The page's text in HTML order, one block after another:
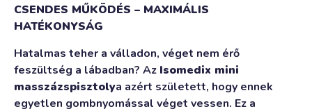
CSENDES MŰKÖDÉS – MAXIMÁLIS
HATÉKONYSÁG
Hatalmas teher a válladon, véget nem érő
feszültség a lábadban? Az Isomedix mini
masszázspisztolya azért született, hogy ennek
egyetlen gombnyomással véget vessen. Ez a